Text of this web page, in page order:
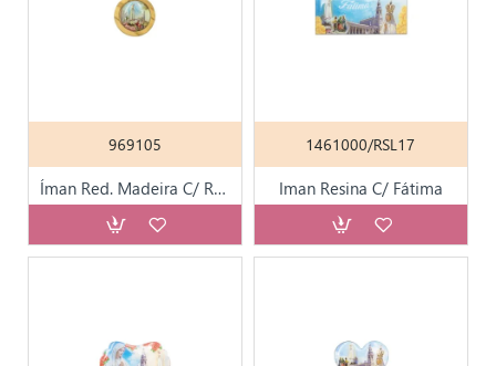
969105
Íman Red. Madeira C/ Resina Color. Div. Santos
1461000/RSL17
Iman Resina C/ Fátima